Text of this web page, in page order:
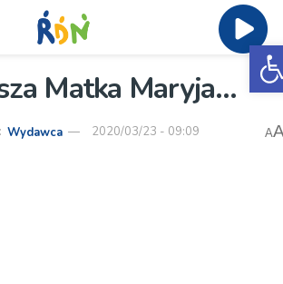
Matka Maryja…
Wydawca 2020/03/23 - 09:09 A